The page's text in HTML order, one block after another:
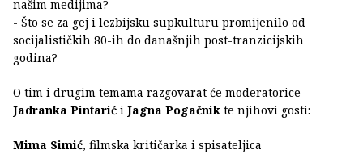
našim medijima?
- Što se za gej i lezbijsku supkulturu promijenilo od
socijalističkih 80-ih do današnjih post-tranzicijskih
godina?
O tim i drugim temama razgovarat će moderatorice
Jadranka Pintarić i Jagna Pogačnik te njihovi gosti:
Mima Simić, filmska kritičarka i spisateljica